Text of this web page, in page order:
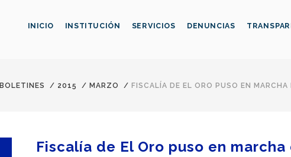
INICIO INSTITUCIÓN SERVICIOS DENUNCIAS
BOLETINES / 2015 / MARZO / FISCALÍA DE EL ORO PUSO EN
Fiscalía de El Oro puso en